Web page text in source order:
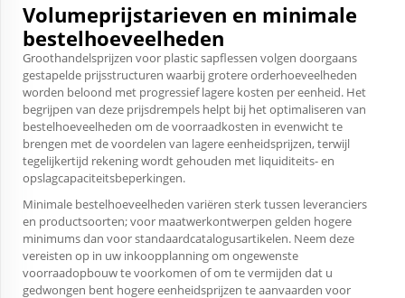
Volumeprijstarieven en minimale
bestelhoeveelheden
Groothandelsprijzen voor plastic sapflessen volgen doorgaans
gestapelde prijsstructuren waarbij grotere orderhoeveelheden
worden beloond met progressief lagere kosten per eenheid. Het
begrijpen van deze prijsdrempels helpt bij het optimaliseren van
bestelhoeveelheden om de voorraadkosten in evenwicht te
brengen met de voordelen van lagere eenheidsprijzen, terwijl
tegelijkertijd rekening wordt gehouden met liquiditeits- en
opslagcapaciteitsbeperkingen.
Minimale bestelhoeveelheden variëren sterk tussen leveranciers
en productsoorten; voor maatwerkontwerpen gelden hogere
minimums dan voor standaardcatalogusartikelen. Neem deze
vereisten op in uw inkoopplanning om ongewenste
voorraadopbouw te voorkomen of om te vermijden dat u
gedwongen bent hogere eenheidsprijzen te aanvaarden voor